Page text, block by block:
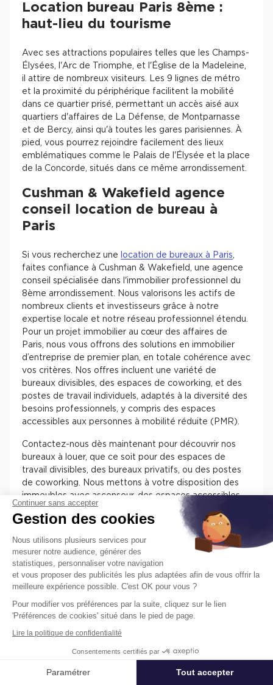
Affiner ma recherche
Location bureau Paris 8ème :
haut-lieu du tourisme
Avec ses attractions populaires telles que les Champs-
Élysées, l'Arc de Triomphe, et l'Église de la Madeleine,
il attire de nombreux visiteurs. Les 9 lignes de métro
et la proximité du périphérique facilitent la mobilité
dans ce quartier prisé, permettant un accès aisé aux
quartiers d'affaires de La Défense, de Montparnasse
et de Bercy, ainsi qu'à toutes les gares parisiennes. À
pied, vous pourrez rejoindre facilement des lieux
emblématiques comme le Palais de l'Élysée et la place
de la Concorde, situés dans ce même arrondissement.
Cushman & Wakefield agence
conseil location de bureau à
Paris
Si vous recherchez une location de bureaux à Paris,
faites confiance à Cushman & Wakefield, une agence
conseil spécialisée dans l'immobilier professionnel du
8ème arrondissement. Nous valorisons les actifs de
nombreux clients et investisseurs grâce à notre
expertise locale et notre réseau professionnel étendu.
Pour un projet immobilier au cœur des affaires de
Paris, nous vous offrons des solutions en immobilier
d’entreprise de premier plan, en totale cohérence avec
vos critères. Nos offres incluent une variété de
bureaux divisibles, des espaces de coworking, et des
postes de travail individuels, adaptés à la diversité des
besoins professionnels, y compris des espaces
accessibles aux personnes à mobilité réduite (PMR).
Contactez-nous dès maintenant pour découvrir nos
bureaux à louer, que ce soit pour des espaces de
travail divisibles, des bureaux privatifs, ou des postes
de coworking. Nous mettons à votre disposition des
immeubles avec ascenseur, des espaces accessibles
aux personnes à mobilité réduite (PMR), et des
prestations haut de gamme pour favoriser un
environnement de travail optimal. Ne manquez pas
cette opportunité de trouver l'espace de travail idéal
au cœur du 8ème arrondissement de Paris, dans un
immeuble haussmannien climatisé offrant une vue
imprenable sur les monuments emblématiques de la
bureaux dans la capitale, découvrez nos offres de
Continuer sans accepter
Gestion des cookies
Nous utilisons plusieurs services pour
mesurer notre audience, générer des
statistiques, personnaliser votre navigation
et vous proposer des publicités les plus adaptées afin de vous offrir la
meilleure expérience possible. C'est OK pour vous ?
Pour modifier vos préférences par la suite, cliquez sur le lien
'Préférences de cookies' situé dans le pied de page.
Lire la politique de confidentialité
Consentements certifiés par
Paramétrer Tout accepter